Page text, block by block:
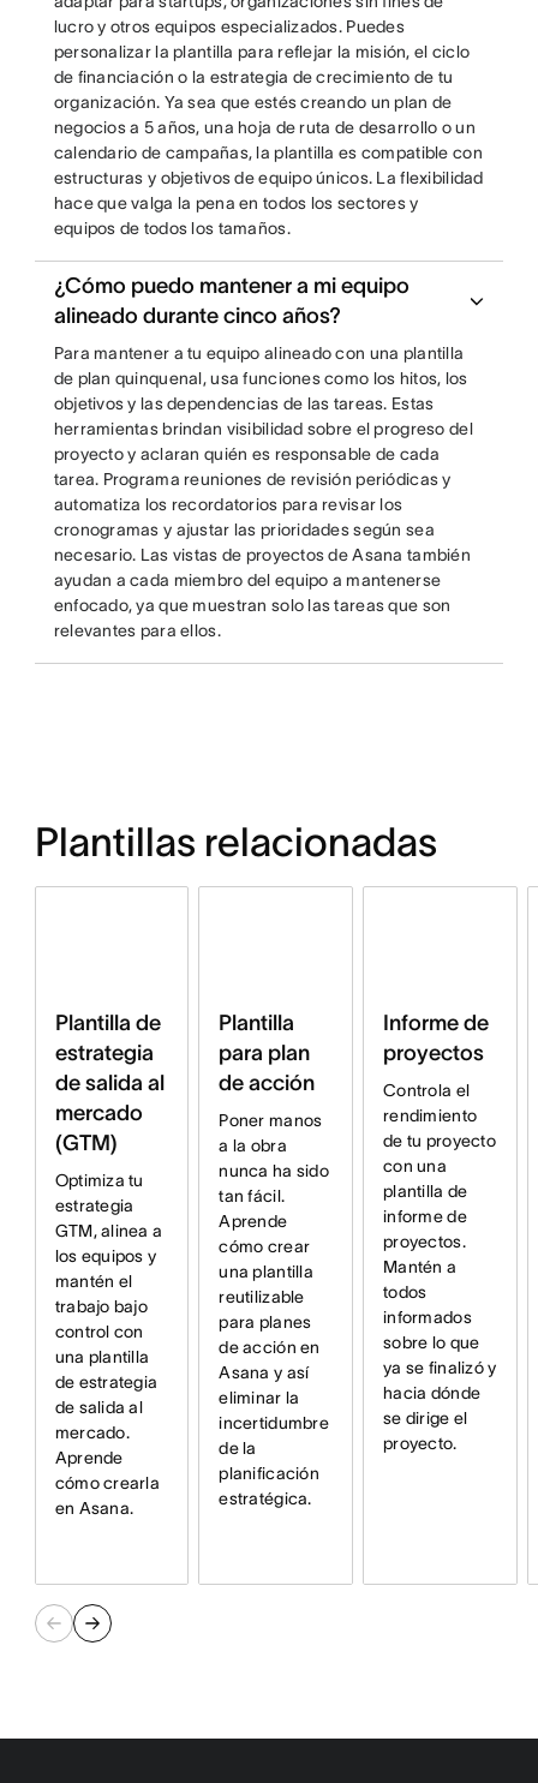
lucro y otros equipos especializados. Puedes
personalizar la plantilla para reflejar la misión, el ciclo
de financiación o la estrategia de crecimiento de tu
organización. Ya sea que estés creando un plan de
negocios a 5 años, una hoja de ruta de desarrollo o un
calendario de campañas, la plantilla es compatible con
estructuras y objetivos de equipo únicos. La flexibilidad
hace que valga la pena en todos los sectores y
equipos de todos los tamaños.
¿Cómo puedo mantener a mi equipo
alineado durante cinco años?
Para mantener a tu equipo alineado con una plantilla
de plan quinquenal, usa funciones como los hitos, los
objetivos y las dependencias de las tareas. Estas
herramientas brindan visibilidad sobre el progreso del
proyecto y aclaran quién es responsable de cada
tarea. Programa reuniones de revisión periódicas y
automatiza los recordatorios para revisar los
cronogramas y ajustar las prioridades según sea
necesario. Las vistas de proyectos de Asana también
ayudan a cada miembro del equipo a mantenerse
enfocado, ya que muestran solo las tareas que son
relevantes para ellos.
Plantillas relacionadas
Plantilla de
estrategia
de salida al
mercado
(GTM)
Optimiza tu
estrategia
GTM, alinea a
los equipos y
mantén el
trabajo bajo
control con
una plantilla
de estrategia
de salida al
mercado.
Aprende
cómo crearla
en Asana.
Plantilla
para plan
de acción
Poner manos
a la obra
nunca ha sido
tan fácil.
Aprende
cómo crear
una plantilla
reutilizable
para planes
de acción en
Asana y así
eliminar la
incertidumbre
de la
planificación
estratégica.
Informe de
proyectos
Controla el
rendimiento
de tu proyecto
con una
plantilla de
informe de
proyectos.
Mantén a
todos
informados
sobre lo que
ya se finalizó y
hacia dónde
se dirige el
proyecto.